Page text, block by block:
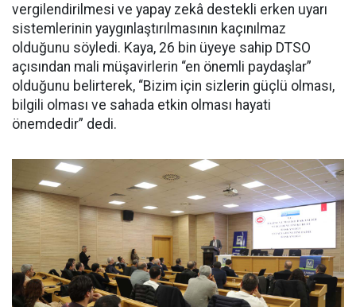
vergilendirilmesi ve yapay zekâ destekli erken uyarı
sistemlerinin yaygınlaştırılmasının kaçınılmaz
olduğunu söyledi. Kaya, 26 bin üyeye sahip DTSO
açısından mali müşavirlerin “en önemli paydaşlar”
olduğunu belirterek, “Bizim için sizlerin güçlü olması,
bilgili olması ve sahada etkin olması hayati
önemdedir” dedi.